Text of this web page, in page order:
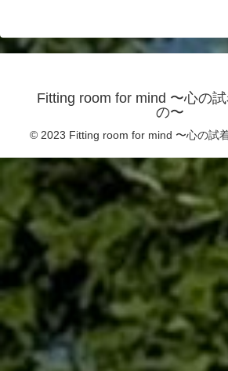
Fitting room for mind 〜心の
の〜
© 2023 Fitting room for mind 〜心の試